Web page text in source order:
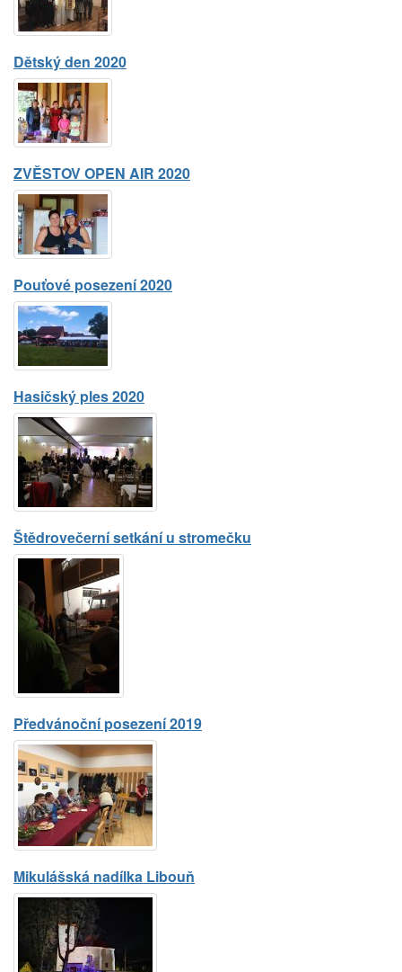
Dětský den 2020
ZVĚSTOV OPEN AIR 2020
Pouťové posezení 2020
Hasičský ples 2020
Štědrovečerní setkání u stromečku
Předvánoční posezení 2019
Mikulášská nadílka Libouň